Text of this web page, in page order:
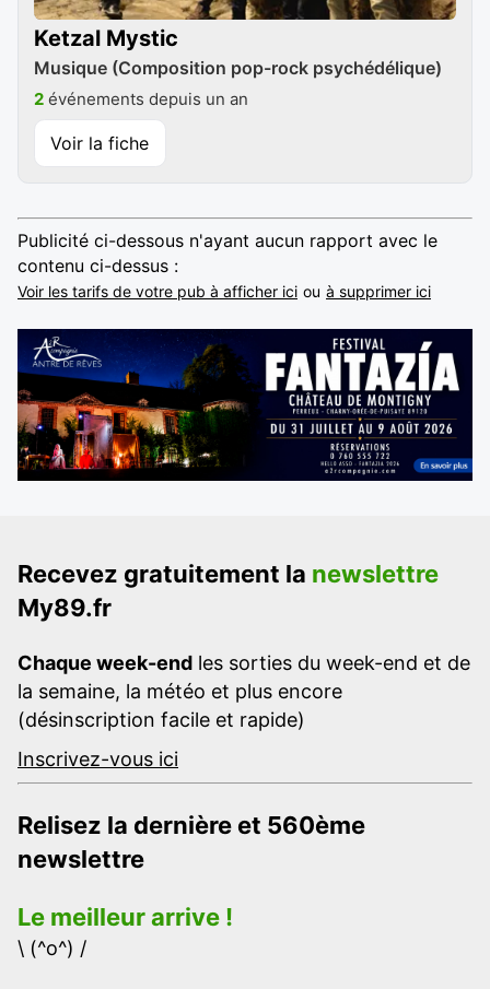
Ketzal Mystic
Musique (Composition pop-rock psychédélique)
2 événements depuis un an
Voir la fiche
Publicité ci-dessous n'ayant aucun rapport avec le
contenu ci-dessus :
Voir les tarifs de votre pub à afficher ici ou à supprimer ici
Recevez gratuitement la newslettre
My89.fr
Chaque week-end les sorties du week-end et de
la semaine, la météo et plus encore
(désinscription facile et rapide)
Inscrivez-vous ici
Relisez la dernière et 560ème
newslettre
Le meilleur arrive !
\ (^o^) /